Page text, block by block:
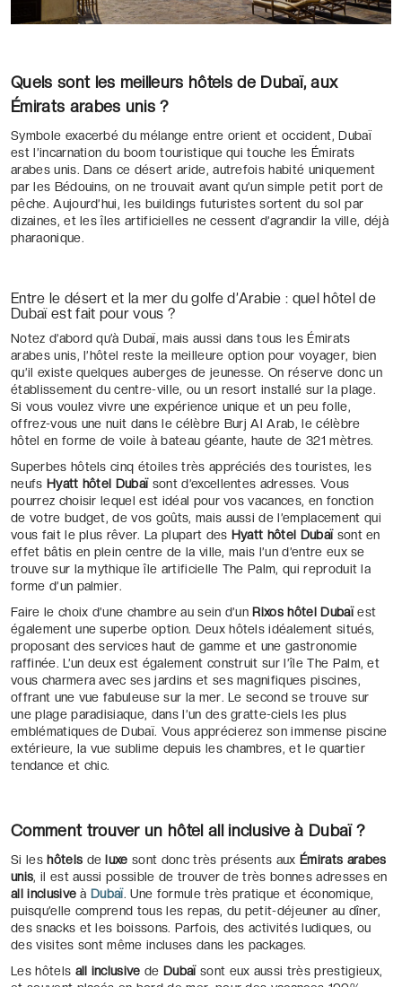
Quels sont les meilleurs hôtels de Dubaï, aux
Émirats arabes unis ?
Symbole exacerbé du mélange entre orient et occident, Dubaï
est l’incarnation du boom touristique qui touche les Émirats
arabes unis. Dans ce désert aride, autrefois habité uniquement
par les Bédouins, on ne trouvait avant qu’un simple petit port de
pêche. Aujourd’hui, les buildings futuristes sortent du sol par
dizaines, et les îles artificielles ne cessent d’agrandir la ville, déjà
pharaonique.
Entre le désert et la mer du golfe d’Arabie : quel hôtel de
Dubaï est fait pour vous ?
Notez d’abord qu’à Dubaï, mais aussi dans tous les Émirats
arabes unis, l’hôtel reste la meilleure option pour voyager, bien
qu’il existe quelques auberges de jeunesse. On réserve donc un
établissement du centre-ville, ou un resort installé sur la plage.
Si vous voulez vivre une expérience unique et un peu folle,
offrez-vous une nuit dans le célèbre Burj Al Arab, le célèbre
hôtel en forme de voile à bateau géante, haute de 321 mètres.
Superbes hôtels cinq étoiles très appréciés des touristes, les
neufs Hyatt hôtel Dubaïsont d’excellentes adresses. Vous
pourrez choisir lequel est idéal pour vos vacances, en fonction
de votre budget, de vos goûts, mais aussi de l’emplacement qui
vous fait le plus rêver. La plupart des Hyatt hôtel Dubaï sont en
effet bâtis en plein centre de la ville, mais l’un d’entre eux se
trouve sur la mythique île artificielle The Palm, qui reproduit la
forme d’un palmier.
Faire le choix d’une chambre au sein d’un Rixos hôtel Dubaïest
également une superbe option. Deux hôtels idéalement situés,
proposant des services haut de gamme et une gastronomie
raffinée. L’un deux est également construit sur l’île The Palm, et
vous charmera avec ses jardins et ses magnifiques piscines,
offrant une vue fabuleuse sur la mer. Le second se trouve sur
une plage paradisiaque, dans l’un des gratte-ciels les plus
emblématiques de Dubaï. Vous apprécierez son immense piscine
extérieure, la vue sublime depuis les chambres, et le quartier
tendance et chic.
Comment trouver un hôtel all inclusive à Dubaï ?
Si leshôtels deluxesont donc très présents aux Émirats arabes
unis, il est aussi possible de trouver de très bonnes adresses en
all inclusive à Dubaï. Une formule très pratique et économique,
puisqu’elle comprend tous les repas, du petit-déjeuner au dîner,
des snacks et les boissons. Parfois, des activités ludiques, ou
des visites sont même incluses dans les packages.
Les hôtels all inclusive de Dubaï sont eux aussi très prestigieux,